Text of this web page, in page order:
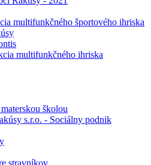
multifunkčného športového ihriska
multifunkčného ihriska
školou
s.r.o. - Sociálny podnik
stravníkov